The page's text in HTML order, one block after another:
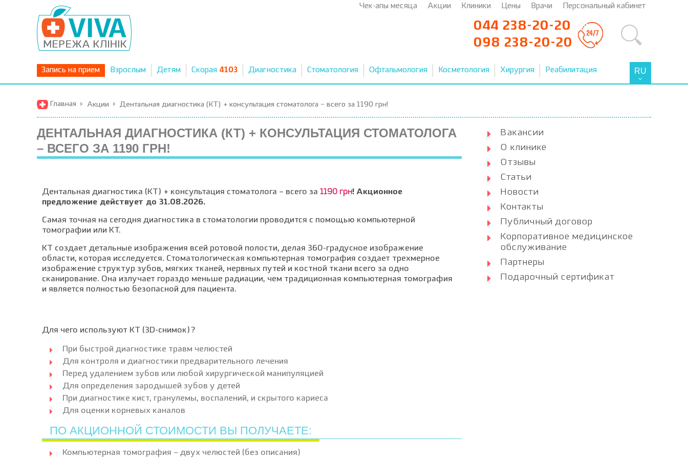
Чек-апы месяца Акции Клиники Цены Врачи Персональный кабинет
044 238-20-20
098 238-20-20
Запись на прием Взрослым Детям Скорая 4103 Диагностика Стоматология Офтальмология Косметология Хирургия Реабилитация RU
Главная Акции Дентальная диагностика (КТ) + консультация стоматолога – всего за 1190 грн!
ДЕНТАЛЬНАЯ ДИАГНОСТИКА (КТ) + КОНСУЛЬТАЦИЯ СТОМАТОЛОГА
– ВСЕГО ЗА 1190 ГРН!
Дентальная диагностика (КТ) + консультация стоматолога – всего за 1190 грн! Акционное
предложение действует до 31.08.2026.
Самая точная на сегодня диагностика в стоматологии проводится с помощью компьютерной
томографии или КТ.
КТ создает детальные изображения всей ротовой полости, делая 360-градусное изображение
области, которая исследуется. Стоматологическая компьютерная томография создает трехмерное
изображение структур зубов, мягких тканей, нервных путей и костной ткани всего за одно
сканирование. Она излучает гораздо меньше радиации, чем традиционная компьютерная томография
и является полностью безопасной для пациента.
Для чего используют КТ (3D-снимок)?
При быстрой диагностике травм челюстей
Для контроля и диагностики предварительного лечения
Перед удалением зубов или любой хирургической манипуляцией
Для определения зародышей зубов у детей
При диагностике кист, гранулемы, воспалений, и скрытого кариеса
Для оценки корневых каналов
ПО АКЦИОННОЙ СТОИМОСТИ ВЫ ПОЛУЧАЕТЕ:
Компьютерная томография – двух челюстей (без описания)
Вакансии
О клинике
Отзывы
Статьи
Новости
Контакты
Публичный договор
Корпоративное медицинское
обслуживание
Партнеры
Подарочный сертификат